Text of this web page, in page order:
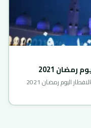
2021
تقبل الله صيامكم ، نقدم لكم مواقيت الامساك والافطار اليوم رمضان 2021